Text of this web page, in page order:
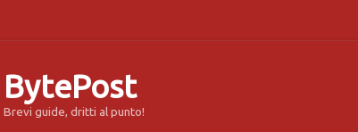
BytePost
Brevi guide, dritti al punto!